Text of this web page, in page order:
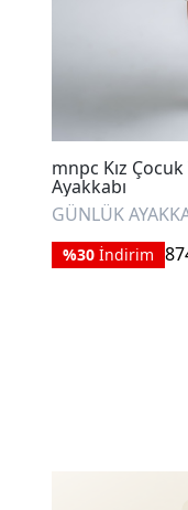
mnpc Kız
Ayakkabı
GÜNLÜK
%30 İndirim